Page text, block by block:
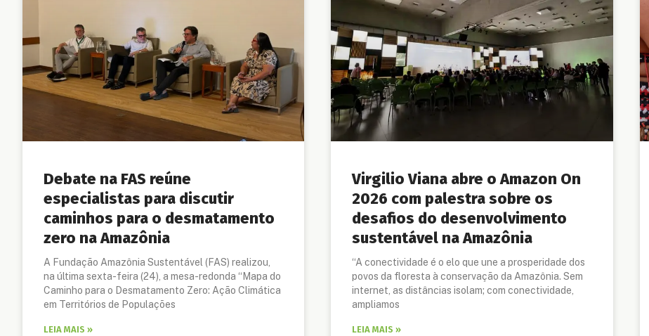
Debate na FAS reúne
especialistas para discutir
caminhos para o desmatamento
zero na Amazônia
A Fundação Amazônia Sustentável (FAS) realizou,
na última sexta-feira (24), a mesa-redonda “Mapa do
Caminho para o Desmatamento Zero: Ação Climática
em Territórios de Populações
LEIA MAIS »
Virgilio Viana abre o Amazon On
2026 com palestra sobre os
desafios do desenvolvimento
sustentável na Amazônia
“A conectividade é o elo que une a prosperidade dos
povos da floresta à conservação da Amazônia. Sem
internet, as distâncias isolam; com conectividade,
ampliamos
LEIA MAIS »